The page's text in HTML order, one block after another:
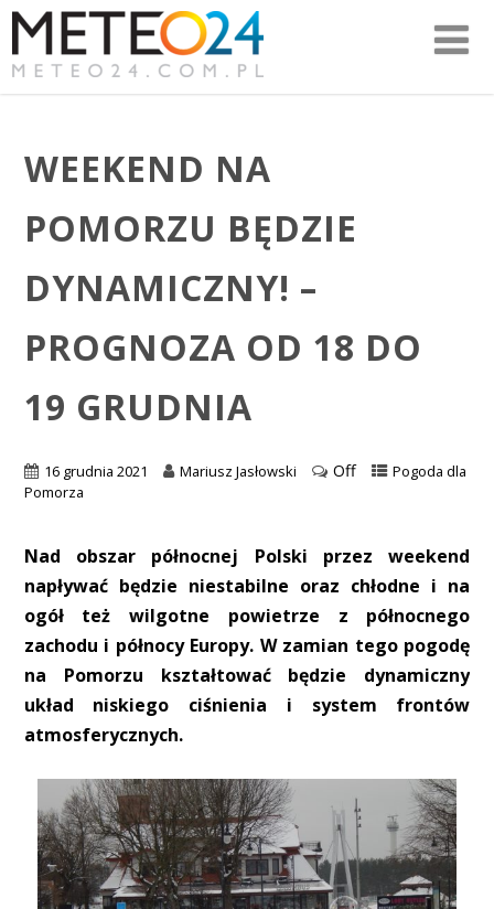
WEEKEND NA
POMORZU BĘDZIE
DYNAMICZNY! –
PROGNOZA OD 18 DO
19 GRUDNIA
16 grudnia 2021 Mariusz Jasłowski Off
Pogoda dla
Pomorza
Nad obszar północnej Polski przez weekend
napływać będzie niestabilne oraz chłodne i na
ogół też wilgotne powietrze z północnego
zachodu i północy Europy. W zamian tego pogodę
na Pomorzu kształtować będzie dynamiczny
układ niskiego ciśnienia i system frontów
atmosferycznych.